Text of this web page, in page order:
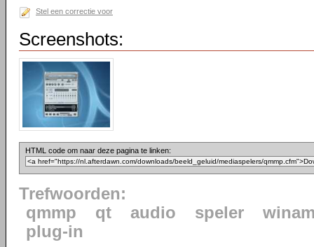
Stel een correctie voor
Screenshots:
HTML code om naar deze pagina te linken:
Trefwoorden:
qmmp
qt audio speler
plug-in